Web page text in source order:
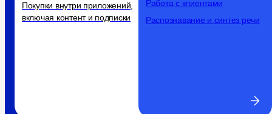
Покупки внутри приложений,
включая контент и подписки
Работа с клиентами
Распознавание и синтез речи